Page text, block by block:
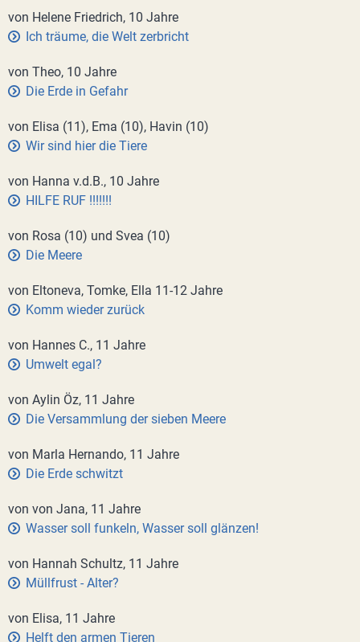
von Helene Friedrich, 10 Jahre
Ich träume, die Welt zerbricht
von Theo, 10 Jahre
Die Erde in Gefahr
von Elisa (11), Ema (10), Havin (10)
Wir sind hier die Tiere
von Hanna v.d.B., 10 Jahre
HILFE RUF !!!!!!!
von Rosa (10) und Svea (10)
Die Meere
von Eltoneva, Tomke, Ella 11-12 Jahre
Komm wieder zurück
von Hannes C., 11 Jahre
Umwelt egal?
von Aylin Öz, 11 Jahre
Die Versammlung der sieben Meere
von Marla Hernando, 11 Jahre
Die Erde schwitzt
von von Jana, 11 Jahre
Wasser soll funkeln, Wasser soll glänzen!
von Hannah Schultz, 11 Jahre
Müllfrust - Alter?
von Elisa, 11 Jahre
Helft den armen Tieren